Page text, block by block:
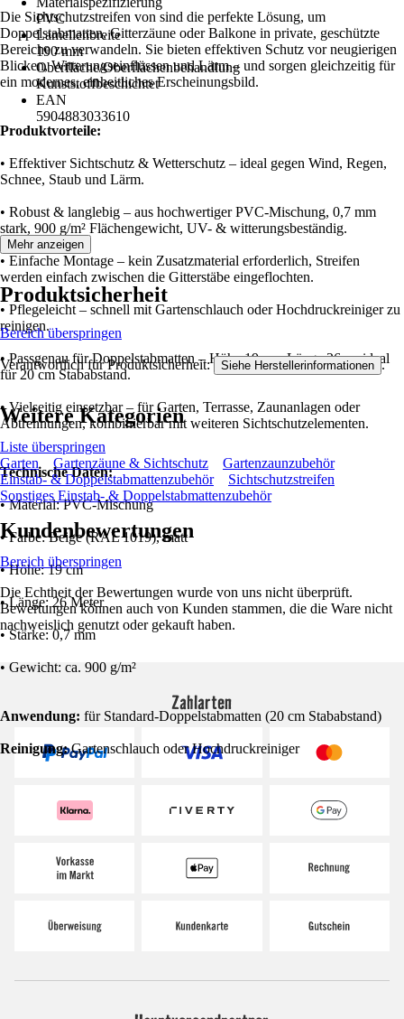
PVC
Lamellenbreite
190 mm
Oberfläche/Oberflächenbehandlung
Kunststoffbeschichtet
EAN
5904883033610
Die Sichtschutzstreifen von sind die perfekte Lösung, um
Doppelstabmatten, Gitterzäune oder Balkone in private, geschützte
Bereiche zu verwandeln. Sie bieten effektiven Schutz vor neugierigen
Blicken, Witterungseinflüssen und Lärm – und sorgen gleichzeitig für
ein modernes, einheitliches Erscheinungsbild.
Produktvorteile:
• Effektiver Sichtschutz & Wetterschutz – ideal gegen Wind, Regen,
Schnee, Staub und Lärm.
• Robust & langlebig – aus hochwertiger PVC-Mischung, 0,7 mm
stark, 900 g/m² Flächengewicht, UV- & witterungsbeständig.
• Einfache Montage – kein Zusatzmaterial erforderlich, Streifen
werden einfach zwischen die Gitterstäbe eingeflochten.
• Pflegeleicht – schnell mit Gartenschlauch oder Hochdruckreiniger zu
reinigen.
• Passgenau für Doppelstabmatten – Höhe 19 cm, Länge 26 m, ideal
für 20 cm Stababstand.
• Vielseitig einsetzbar – für Garten, Terrasse, Zaunanlagen oder
Abtrennungen, kombinierbar mit weiteren Sichtschutzelementen.
Technische Daten:
• Material: PVC-Mischung
• Farbe: Beige (RAL 1019), matt
• Höhe: 19 cm
• Länge: 26 Meter
• Stärke: 0,7 mm
• Gewicht: ca. 900 g/m²
Anwendung: für Standard-Doppelstabmatten (20 cm Stababstand)
Reinigung:Gartenschlauch oder Hochdruckreiniger
Mehr anzeigen
Produktsicherheit
Bereich überspringen
Verantwortlich für Produktsicherheit: Siehe Herstellerinformationen .
Weitere Kategorien
Liste überspringen
Garten
Gartenzäune & Sichtschutz
Gartenzaunzubehör
Einstab- & Doppelstabmattenzubehör
Sichtschutzstreifen
Sonstiges Einstab- & Doppelstabmattenzubehör
Kundenbewertungen
Bereich überspringen
Die Echtheit der Bewertungen wurde von uns nicht überprüft.
Bewertungen können auch von Kunden stammen, die die Ware nicht
nachweislich genutzt oder gekauft haben.
Zahlarten